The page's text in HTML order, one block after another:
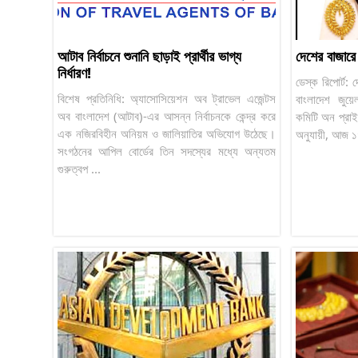
আটাব নির্বাচনে শুনানি ছাড়াই প্রার্থীর ভাগ্য
নির্ধারণ!
বিশেষ প্রতিনিধি: অ্যাসোসিয়েশন অব ট্রাভেল এজেন্টস
অব বাংলাদেশ (আটাব)-এর আসন্ন নির্বাচনকে কেন্দ্র করে
এক নজিরবিহীন অনিয়ম ও জালিয়াতির অভিযোগ উঠেছে।
সংগঠনের আপিল বোর্ডের তিন সদস্যের মধ্যে অন্যতম
গুরুত্বপ ...
দেশের
ডেস্ক রিপোর্ট:
বাংলাদেশ
কমিটি অন
অনুযায়ী, আজ